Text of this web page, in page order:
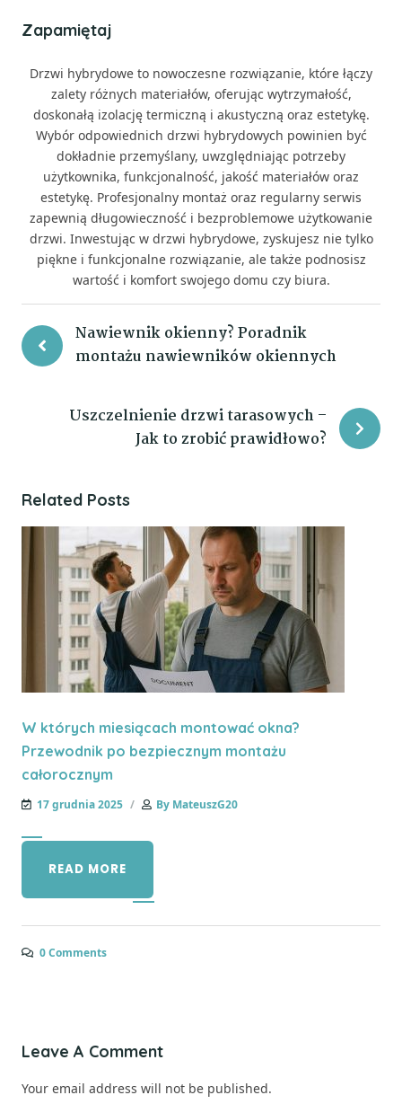
Zapamiętaj
Drzwi hybrydowe to nowoczesne rozwiązanie, które łączy
zalety różnych materiałów, oferując wytrzymałość,
doskonałą izolację termiczną i akustyczną oraz estetykę.
Wybór odpowiednich drzwi hybrydowych powinien być
dokładnie przemyślany, uwzględniając potrzeby
użytkownika, funkcjonalność, jakość materiałów oraz
estetykę. Profesjonalny montaż oraz regularny serwis
zapewnią długowieczność i bezproblemowe użytkowanie
drzwi. Inwestując w drzwi hybrydowe, zyskujesz nie tylko
piękne i funkcjonalne rozwiązanie, ale także podnosisz
wartość i komfort swojego domu czy biura.
Nawiewnik okienny? Poradnik
montażu nawiewników okiennych
Uszczelnienie drzwi tarasowych –
Jak to zrobić prawidłowo?
Related Posts
W których miesiącach montować okna?
Przewodnik po bezpiecznym montażu
całorocznym
17 grudnia 2025 By MateuszG20
READ MORE
0 Comments
Leave A Comment
Your email address will not be published.